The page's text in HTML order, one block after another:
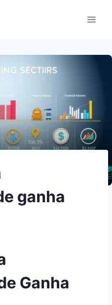
ganha
Ganha